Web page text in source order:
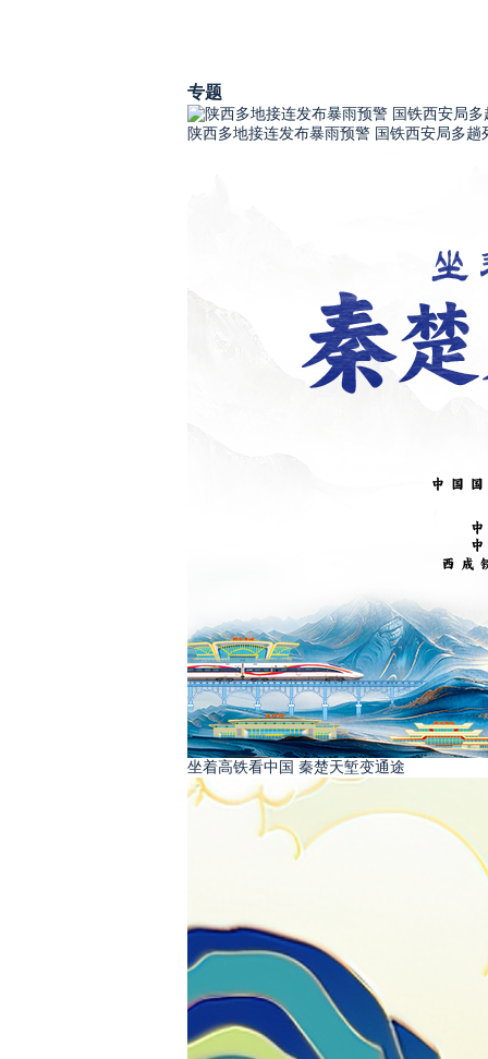
专题
陕西多地接连发布暴雨预警 国铁西安局多趟
坐着高铁看中国 秦楚天堑变通途